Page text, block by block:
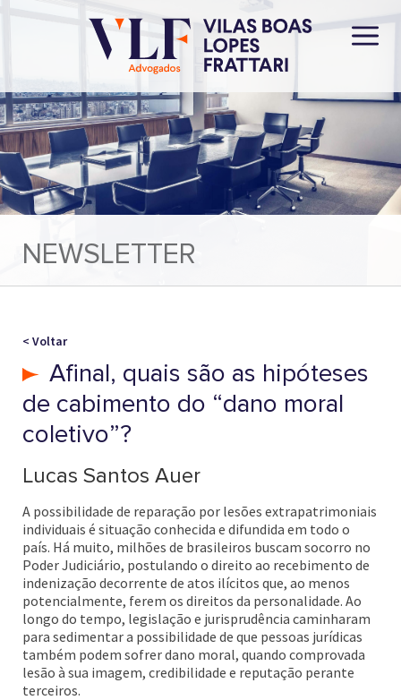
NEWSLETTER
< Voltar
Afinal, quais são as hipóteses
de cabimento do “dano moral
coletivo”?
Lucas Santos Auer
A possibilidade de reparação por lesões extrapatrimoniais
individuais é situação conhecida e difundida em todo o
país. Há muito, milhões de brasileiros buscam socorro no
Poder Judiciário, postulando o direito ao recebimento de
indenização decorrente de atos ilícitos que, ao menos
potencialmente, ferem os direitos da personalidade. Ao
longo do tempo, legislação e jurisprudência caminharam
para sedimentar a possibilidade de que pessoas jurídicas
também podem sofrer dano moral, quando comprovada
lesão à sua imagem, credibilidade e reputação perante
terceiros.